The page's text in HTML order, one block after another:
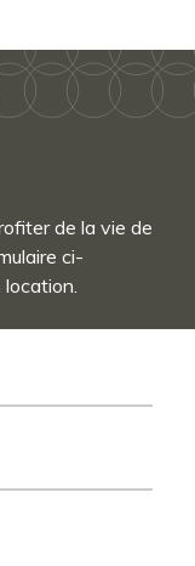
de la vie de
ci-